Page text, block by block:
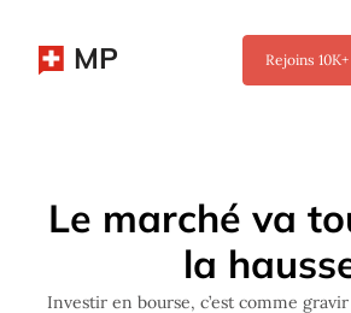
MP Rejoins 10K+
Le marché va
la
Investir en bourse, c’est comme